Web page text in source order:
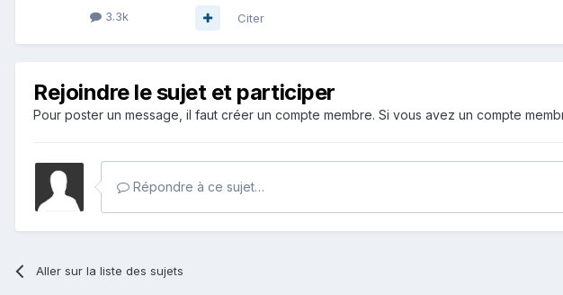
3.3k Citer
Rejoindre le sujet et participer
Pour poster un message, il faut créer un compte membre. Si vous avez un compte
Répondre à ce sujet…
Aller sur la liste des sujets